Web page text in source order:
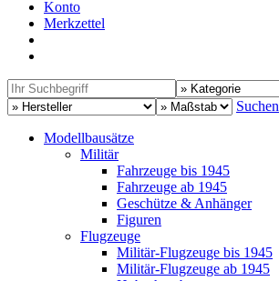
Konto
Merkzettel
Suchen
Modellbausätze
Militär
Fahrzeuge bis 1945
Fahrzeuge ab 1945
Geschütze & Anhänger
Figuren
Flugzeuge
Militär-Flugzeuge bis 1945
Militär-Flugzeuge ab 1945